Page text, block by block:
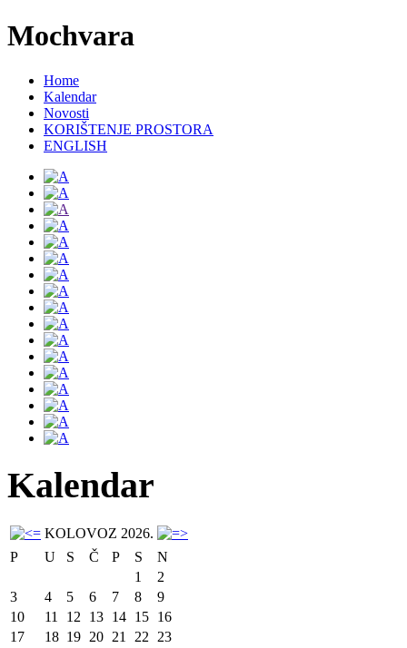
Mochvara
Home
Kalendar
Novosti
KORIŠTENJE PROSTORA
ENGLISH
Kalendar
KOLOVOZ 2026.
P
U S Č P S
N
1
2
3
4 5 6 7 8
9
10
11 12 13 14 15 16
17
18 19 20 21 22
23